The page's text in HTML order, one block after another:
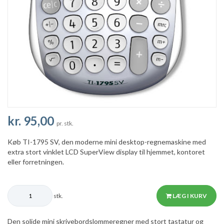
kr. 95,00 pr. stk.
Køb TI-1795 SV, den moderne mini desktop-regnemaskine med
extra stort vinklet LCD SuperView display til hjemmet, kontoret
eller forretningen.
stk. LÆG I KURV
Den solide mini skrivebordslommeregner med stort tastatur og